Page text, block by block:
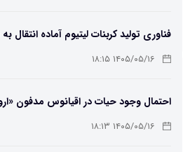
فناوری تولید کربنات لیتیوم آماده انتقال
است۱۴۰۵/۰۵/۱۶ ۱۸:۱۵
احتمال وجود حیات در اقیانوس مدفون
۱۴۰۵/۰۵/۱۶ ۱۸:۱۳